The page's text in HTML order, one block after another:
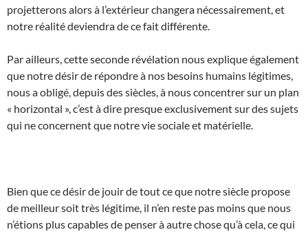
projetterons alors à l’extérieur changera nécessairement, et
notre réalité deviendra de ce fait différente.
Par ailleurs, cette seconde révélation nous explique également
que notre désir de répondre à nos besoins humains légitimes,
nous a obligé, depuis des siècles, à nous concentrer sur un plan
« horizontal », c’est à dire presque exclusivement sur des sujets
qui ne concernent que notre vie sociale et matérielle.
Bien que ce désir de jouir de tout ce que notre siècle propose
de meilleur soit très légitime, il n’en reste pas moins que nous
n’étions plus capables de penser à autre chose qu’à cela, ce qui